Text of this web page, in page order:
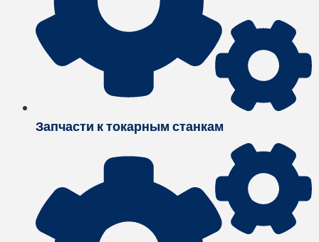
Запчасти к токарным станкам